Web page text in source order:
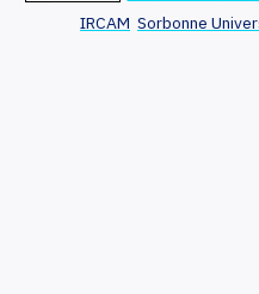
IRCAM Sorbonne